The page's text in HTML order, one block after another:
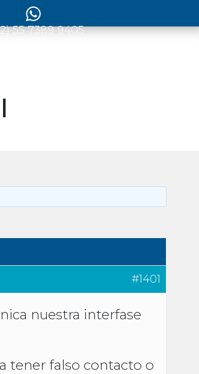
55 7389 9405
#1401
nuestra interfase
tener falso contacto o